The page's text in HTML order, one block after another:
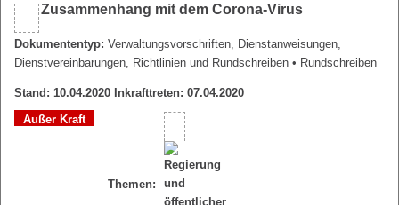
Zusammenhang mit dem Corona-Virus
Dokumententyp: Verwaltungsvorschriften, Dienstanweisungen,
Dienstvereinbarungen, Richtlinien und Rundschreiben • Rundschreiben
Stand: 10.04.2020 Inkrafttreten: 07.04.2020
Außer Kraft
Themen: